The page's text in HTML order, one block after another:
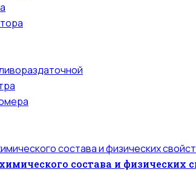
состава и физических